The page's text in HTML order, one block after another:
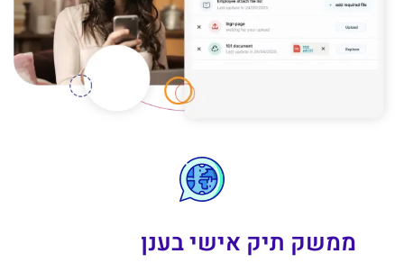
ממשק תיק אישי בענן